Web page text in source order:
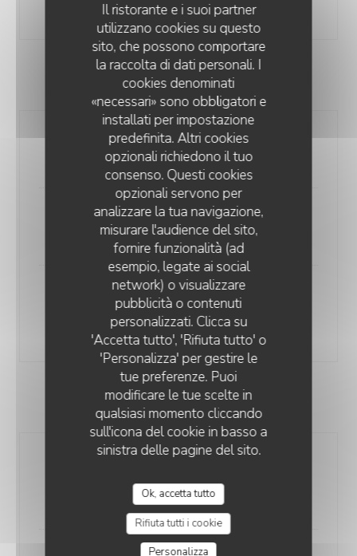
Il ristorante e i suoi partner
utilizzano cookies su questo
sito, che possono comportare
la raccolta di dati personali. I
cookies denominati
«necessari» sono obbligatori e
installati per impostazione
predefinita. Altri cookies
opzionali richiedono il tuo
consenso. Questi cookies
opzionali servono per
analizzare la tua navigazione,
misurare l'audience del sito,
fornire funzionalità (ad
esempio, legate ai social
network) o visualizzare
pubblicità o contenuti
personalizzati. Clicca su
'Accetta tutto', 'Rifiuta tutto' o
'Personalizza' per gestire le
tue preferenze. Puoi
modificare le tue scelte in
qualsiasi momento cliccando
sull'icona del cookie in basso a
sinistra delle pagine del sito.
Ok, accetta tutto
Rifiuta tutti i cookie
Personalizza
6,00 CHF
À DÉGUSTER POUR L'APÉRO
L'assortiment de flûtes salées
2,00 CHF
Mélanges de noix et amandes salées
2,00 CHF
Planchette apéro
Viande séchée, salami, saucisson, lard sec
15,00 CHF
AVEC LES AMIS À TABLE
Planchette Apéro
Viande séchée, salami, saucisson, lard sec
15,00 CHF
RESTAURANT ÉPHÉMÈRE DE RETOUR EN 2026